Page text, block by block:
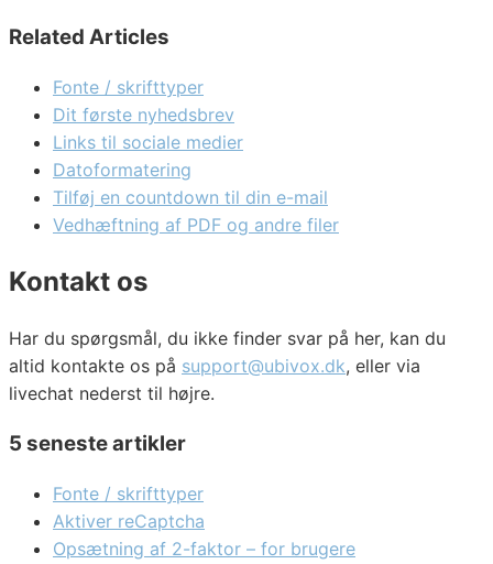
Related Articles
Fonte / skrifttyper
Dit første nyhedsbrev
Links til sociale medier
Datoformatering
Tilføj en countdown til din e-mail
Vedhæftning af PDF og andre filer
Kontakt os
Har du spørgsmål, du ikke finder svar på her, kan du
altid kontakte os på support@ubivox.dk, eller via
livechat nederst til højre.
5 seneste artikler
Fonte / skrifttyper
Aktiver reCaptcha
Opsætning af 2-faktor – for brugere